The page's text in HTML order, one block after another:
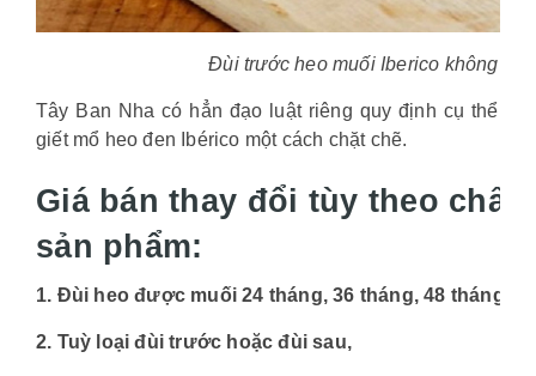
Đùi trước heo muối Iberico không
Tây Ban Nha có hẳn đạo luật riêng quy định cụ thể về
giết mổ heo đen Ibérico một cách chặt chẽ.
Giá bán thay đổi tùy theo chất
sản phẩm:
1. Đùi heo được muối 24 tháng, 36 tháng, 48 tháng
2. Tuỳ loại đùi trước hoặc đùi sau,